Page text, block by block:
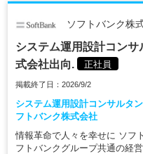
ソフトバンク株
システム運用設計コン
式会社出向.
正社員
掲載終了日：2026/9/2
システム運用設計コンサルタ
フトバンク株式会社
情報革命で人々を幸せに ソフ
フトバンクグループ共通の経